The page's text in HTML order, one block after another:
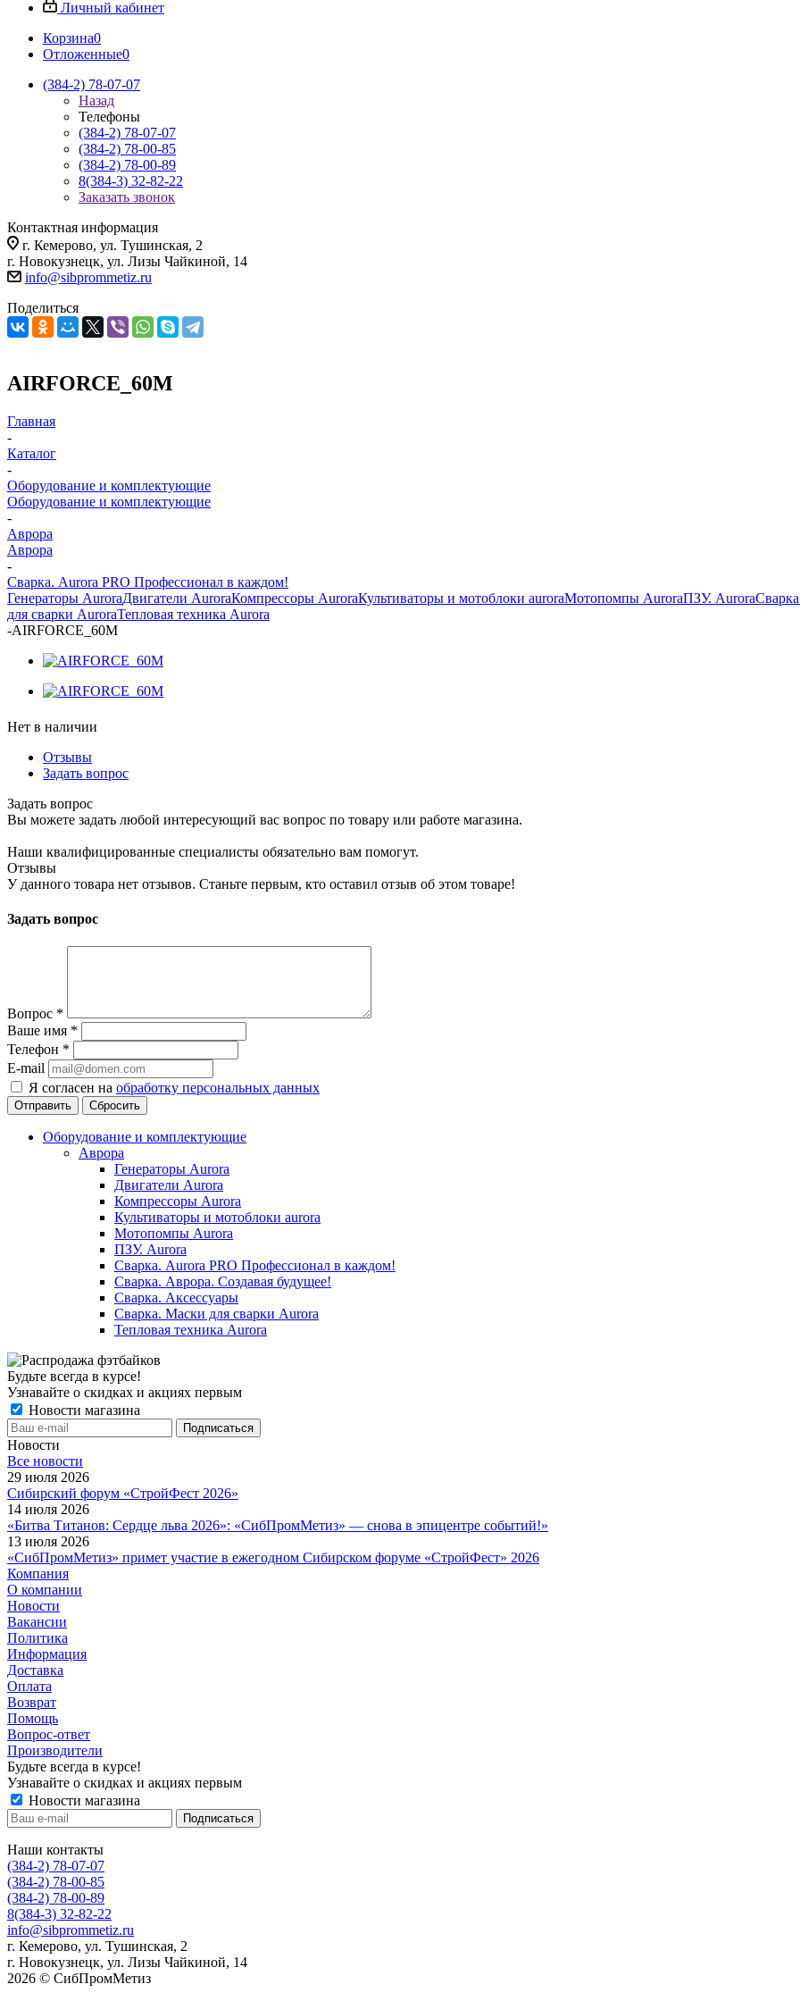
Личный кабинет
Корзина0
Отложенные0
(384-2) 78-07-07
Назад
Телефоны
(384-2) 78-07-07
(384-2) 78-00-85
(384-2) 78-00-89
8(384-3) 32-82-22
Заказать звонок
Контактная информация
г. Кемерово, ул. Тушинская, 2
г. Новокузнецк, ул. Лизы Чайкиной, 14
info@sibprommetiz.ru
Поделиться
AIRFORCE_60M
Главная
-
Каталог
-
Оборудование и комплектующие
Оборудование и комплектующие
-
Аврора
Аврора
-
Сварка. Aurora PRO Профессионал в каждом!
Генераторы AuroraДвигатели AuroraКомпрессоры AuroraКультиваторы и мотоблоки auroraМотопомпы AuroraПЗУ. Aurora
для сварки AuroraТепловая техника Aurora
-AIRFORCE_60M
Нет в наличии
Отзывы
Задать вопрос
Задать вопрос
Вы можете задать любой интересующий вас вопрос по товару или работе магазина.
Наши квалифицированные специалисты обязательно вам помогут.
Отзывы
У данного товара нет отзывов. Станьте первым, кто оставил отзыв об этом товаре!
Задать вопрос
Вопрос *
Ваше имя *
Телефон *
E-mail
Я согласен на обработку персональных данных
Сбросить
Оборудование и комплектующие
Аврора
Генераторы Aurora
Двигатели Aurora
Компрессоры Aurora
Культиваторы и мотоблоки aurora
Мотопомпы Aurora
ПЗУ. Aurora
Сварка. Aurora PRO Профессионал в каждом!
Сварка. Аврора. Создавая будущее!
Сварка. Аксессуары
Сварка. Маски для сварки Aurora
Тепловая техника Aurora
Будьте всегда в курсе!
Узнавайте о скидках и акциях первым
Новости магазина
Новости
Все новости
29 июля 2026
Сибирский форум «СтройФест 2026»
14 июля 2026
«Битва Титанов: Сердце льва 2026»: «СибПромМетиз» — снова в эпицентре событий!»
13 июля 2026
«СибПромМетиз» примет участие в ежегодном Сибирском форуме «СтройФест» 2026
Компания
О компании
Новости
Вакансии
Политика
Информация
Доставка
Оплата
Возврат
Помощь
Вопрос-ответ
Производители
Будьте всегда в курсе!
Узнавайте о скидках и акциях первым
Новости магазина
Наши контакты
(384-2) 78-07-07
(384-2) 78-00-85
(384-2) 78-00-89
8(384-3) 32-82-22
info@sibprommetiz.ru
г. Кемерово, ул. Тушинская, 2
г. Новокузнецк, ул. Лизы Чайкиной, 14
2026 © СибПромМетиз